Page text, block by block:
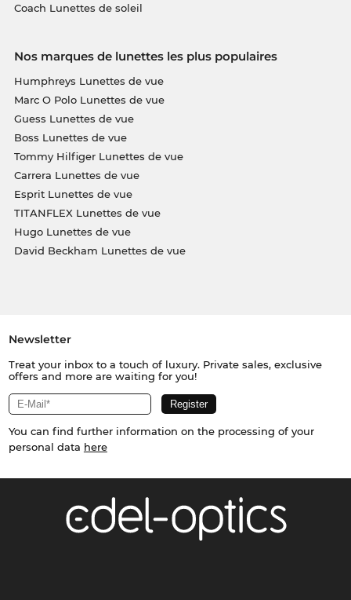
Coach Lunettes de soleil
Nos marques de lunettes les plus populaires
Humphreys Lunettes de vue
Marc O Polo Lunettes de vue
Guess Lunettes de vue
Boss Lunettes de vue
Tommy Hilfiger Lunettes de vue
Carrera Lunettes de vue
Esprit Lunettes de vue
TITANFLEX Lunettes de vue
Hugo Lunettes de vue
David Beckham Lunettes de vue
Newsletter
Treat your inbox to a touch of luxury. Private sales, exclusive
offers and more are waiting for you!
You can find further information on the processing of your
personal data here